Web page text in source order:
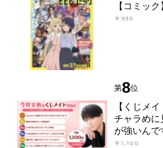
【コミッ
￥935
第8位
【くじメ
チャラめに
が強いんで
￥1,100